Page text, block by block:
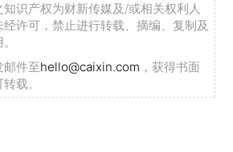
识产权为财新传媒及/或相关权利人
许可，禁止进行转载、摘编、复制及
邮件至hello@caixin.com ，获得书面
载。